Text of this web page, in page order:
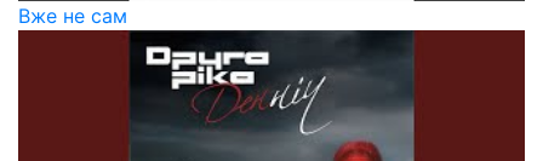
Вже не сам